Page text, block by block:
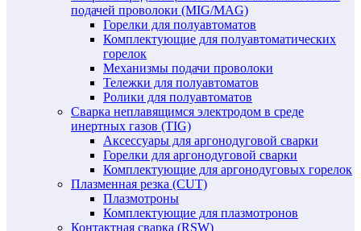
подачей проволоки (MIG/MAG)
Горелки для полуавтоматов
Комплектующие для полуавтоматических
горелок
Механизмы подачи проволоки
Тележки для полуавтоматов
Ролики для полуавтоматов
Сварка неплавящимся электродом в среде
инертных газов (TIG)
Аксессуары для аргонодуговой сварки
Горелки для аргонодуговой сварки
Комплектующие для аргонодуговых горелок
Плазменная резка (CUT)
Плазмотроны
Комплектующие для плазмотронов
Контактная сварка (RSW)